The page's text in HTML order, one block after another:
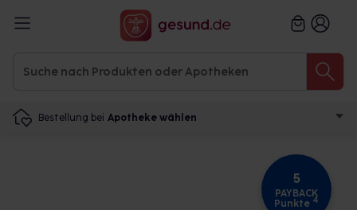
Bestellung bei Apotheke wählen
5
PAYBACK
Punkte 4